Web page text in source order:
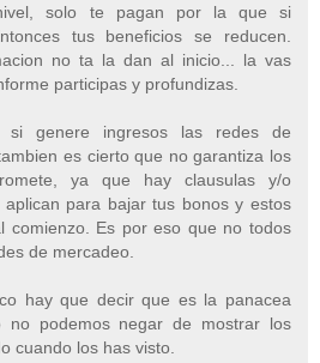
solo te pagan por la que si
tus beneficios se reducen.
no ta la dan al inicio... la vas
participas y profundizas.
si genere ingresos las redes de
es cierto que no garantiza los
ya que hay clausulas y/o
para bajar tus bonos y estos
comienzo. Es por eso que no todos
de mercadeo.
hay que decir que es la panacea
no podemos negar de mostrar los
cuando los has visto.